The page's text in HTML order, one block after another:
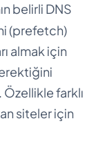
belirli DNS
(prefetch)
almak için
farklı
siteler için